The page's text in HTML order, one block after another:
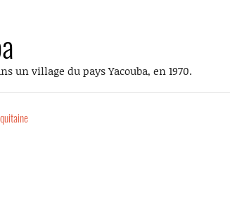
un village du pays Yacouba, en 1970.